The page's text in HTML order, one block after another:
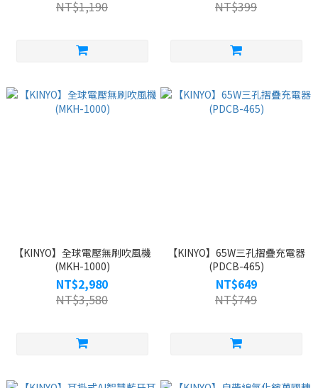
NT$1,190 NT$399
【KINYO】全球電壓無刷吹風機
(MKH-1000)
NT$2,980
NT$3,580
【KINYO】65W三孔摺疊充電器
(PDCB-465)
NT$649
NT$749